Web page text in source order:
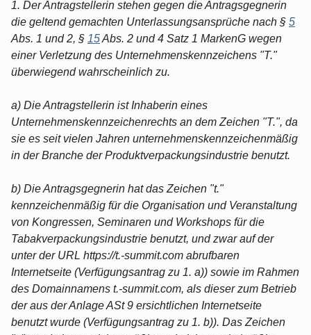
1. Der Antragstellerin stehen gegen die Antragsgegnerin
die geltend gemachten Unterlassungsansprüche nach § 5
Abs. 1 und 2, § 15Abs. 2 und 4 Satz 1 MarkenG wegen
einer Verletzung des Unternehmenskennzeichens "T."
überwiegend wahrscheinlich zu.
a) Die Antragstellerin ist Inhaberin eines
Unternehmenskennzeichenrechts an dem Zeichen "T.", da
sie es seit vielen Jahren unternehmenskennzeichenmäßig
in der Branche der Produktverpackungsindustrie benutzt.
b) Die Antragsgegnerin hat das Zeichen "t."
kennzeichenmäßig für die Organisation und Veranstaltung
von Kongressen, Seminaren und Workshops für die
Tabakverpackungsindustrie benutzt, und zwar auf der
unter der URL https://t.-summit.com abrufbaren
Internetseite (Verfügungsantrag zu 1. a)) sowie im Rahmen
des Domainnamens t.-summit.com, als dieser zum Betrieb
der aus der Anlage ASt 9 ersichtlichen Internetseite
benutzt wurde (Verfügungsantrag zu 1. b)). Das Zeichen